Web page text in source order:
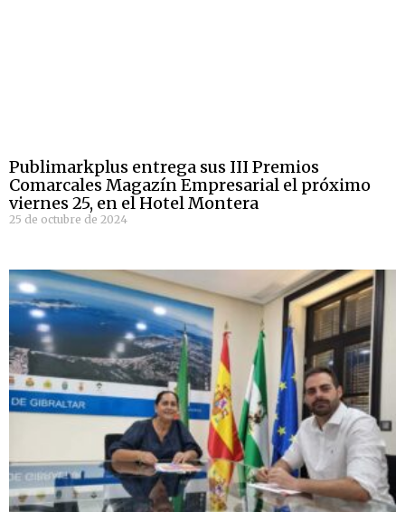
Publimarkplus entrega sus III Premios
Comarcales Magazín Empresarial el próximo
viernes 25, en el Hotel Montera
25 de octubre de 2024